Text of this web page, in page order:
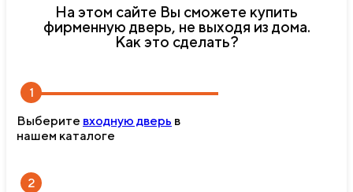
На этом сайте Вы сможете купить
фирменную дверь, не выходя из дома.
Как это сделать?
1
Выберите входную дверь в
нашем каталоге
2